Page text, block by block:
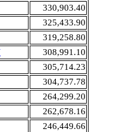
330,903.40
325,433.90
319,258.80
308,991.10
305,714.23
304,737.78
264,299.20
262,678.16
246,449.66